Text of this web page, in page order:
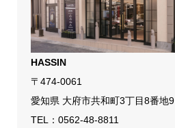
HASSIN
〒474-0061
愛知県 大府市共和町3丁目8番地9
TEL： 0562-48-8811